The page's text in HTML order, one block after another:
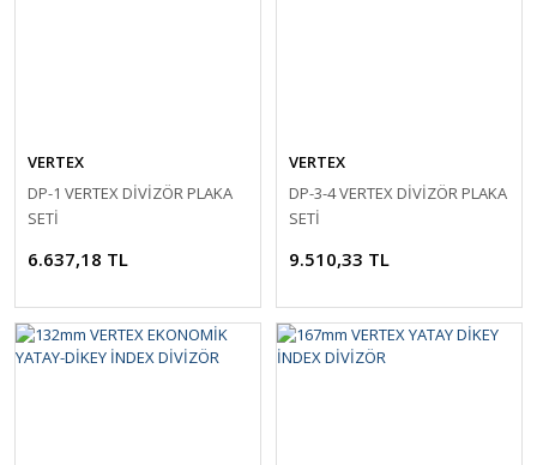
VERTEX
DP-1 VERTEX DİVİZÖR PLAKA
SETİ
6.637,18 TL
VERTEX
DP-3-4 VERTEX DİVİZÖR PLAKA
SETİ
9.510,33 TL